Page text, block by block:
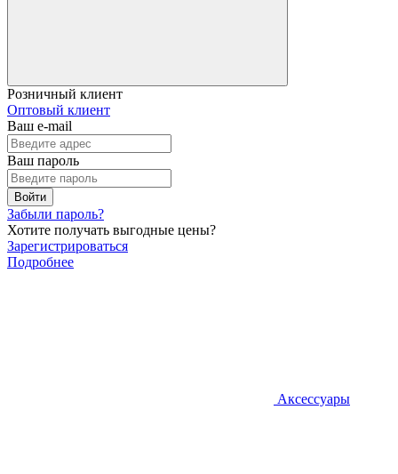
Розничный клиент
Оптовый клиент
Ваш e-mail
Ваш пароль
Войти
Забыли пароль?
Хотите получать выгодные цены?
Зарегистрироваться
Подробнее
Аксессуары